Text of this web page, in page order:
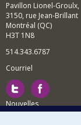
Pavillon Lionel-Groulx,
3150, rue Jean-Brillant
Montréal (QC)
H3T 1N8
514.343.6787
Courriel
Nouvelles